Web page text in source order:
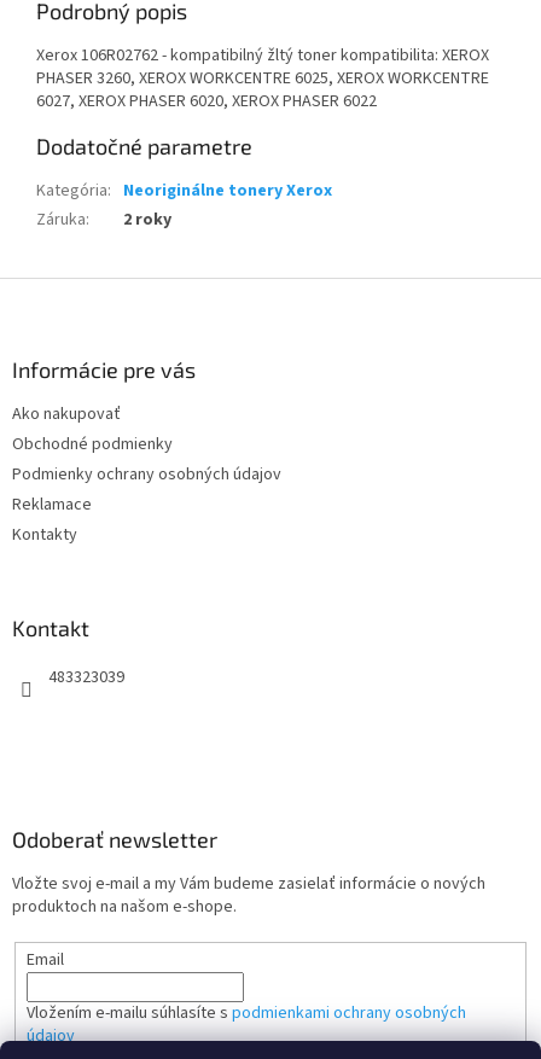
Podrobný popis
Xerox 106R02762 - kompatibilný žltý toner kompatibilita: XEROX
PHASER 3260, XEROX WORKCENTRE 6025, XEROX WORKCENTRE
6027, XEROX PHASER 6020, XEROX PHASER 6022
Dodatočné parametre
Kategória: Neoriginálne tonery Xerox
Záruka: 2 roky
Informácie pre vás
Ako nakupovať
Obchodné podmienky
Podmienky ochrany osobných údajov
Reklamace
Kontakty
Kontakt
483323039
Odoberať newsletter
Vložte svoj e-mail a my Vám budeme zasielať informácie o nových
produktoch na našom e-shope.
Email
Vložením e-mailu súhlasíte s podmienkami ochrany osobných
údajov